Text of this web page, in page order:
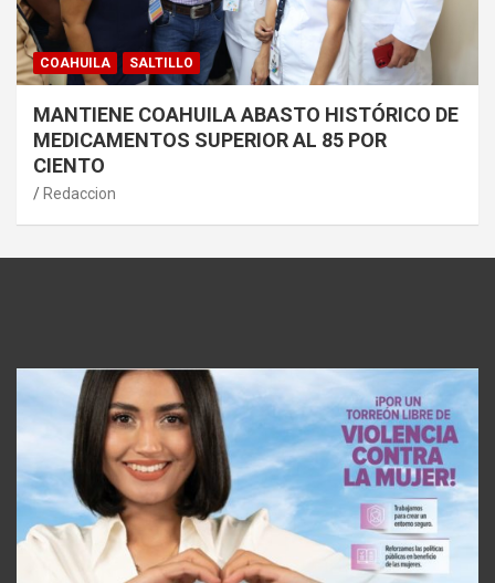
COAHUILA SALTILLO
MANTIENE COAHUILA ABASTO HISTÓRICO DE
MEDICAMENTOS SUPERIOR AL 85 POR
CIENTO
Redaccion